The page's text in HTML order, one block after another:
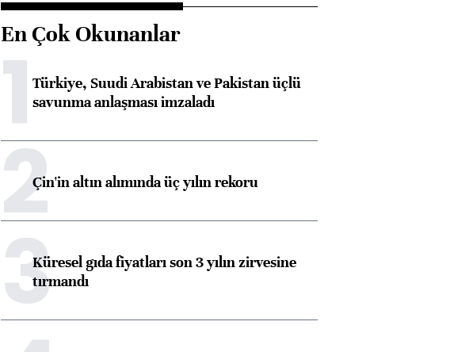
En Çok Okunanlar
1Türkiye, Suudi Arabistan ve Pakistan üçlü
savunma anlaşması imzaladı
2Çin'in altın alımında üç yılın rekoru
3Küresel gıda fiyatları son 3 yılın zirvesine
tırmandı